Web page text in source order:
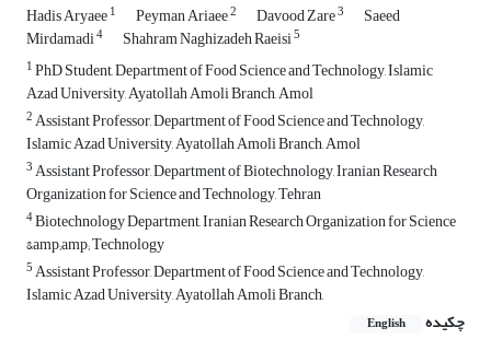
Hadis Aryaee1 Peyman Ariaee2 Davood Zare3 Saeed
Mirdamadi4 Shahram Naghizadeh Raeisi5
1PhD Student, Department of Food Science and Technology, Islamic
Azad University, Ayatollah Amoli Branch, Amol
2Assistant Professor, Department of Food Science and Technology,
Islamic Azad University, Ayatollah Amoli Branch, Amol
3Assistant Professor, Department of Biotechnology, Iranian Research
Organization for Science and Technology, Tehran
4Biotechnology Department, Iranian Research Organization for Science
&amp;amp; Technology
5Assistant Professor, Department of Food Science and Technology,
Islamic Azad University, Ayatollah Amoli Branch,
چکیده
English